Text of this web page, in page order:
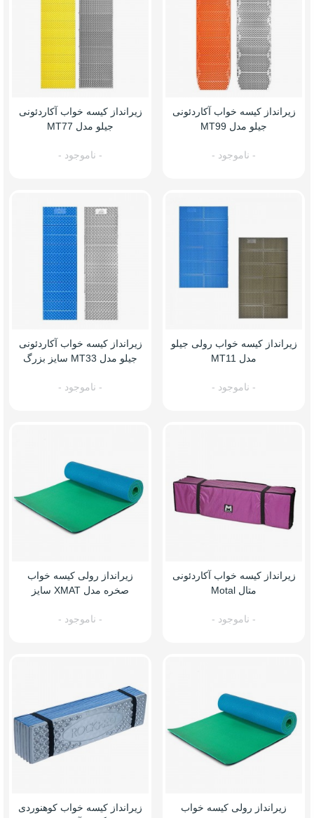
زیرانداز کیسه خواب آکاردئونی
جیلو مدل MT99
- ناموجود -
زیرانداز کیسه خواب آکاردئونی
جیلو مدل MT77
- ناموجود -
زیرانداز کیسه خواب رولی جیلو
مدل MT11
- ناموجود -
زیرانداز کیسه خواب آکاردئونی
جیلو مدل MT33 سایز بزرگ
- ناموجود -
زیرانداز کیسه خواب آکاردئونی
متال Motal
- ناموجود -
زیرانداز رولی کیسه خواب
صخره مدل XMAT سایز
- ناموجود -
زیرانداز رولی کیسه خواب
زیرانداز کیسه خواب کوهنوردی